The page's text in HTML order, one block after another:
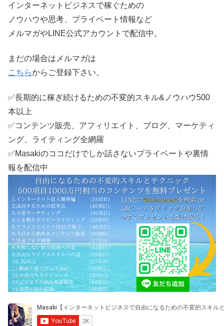
インターネットビジネスで稼ぐための
ノウハウや思考、プライベート情報など
メルマガやLINE公式アカウントで配信中。
まだの場合はメルマガは
こちらからご登録下さい。
✅長期的に稼ぎ続けるための不変的スキル&ノウハウ500
本以上
✅コンテンツ販売、アフィリエイト、ブログ、マーケティ
ング、ライティング全網羅
✅Masakiのココだけでしか話さないプライベートや裏情
報を配信中